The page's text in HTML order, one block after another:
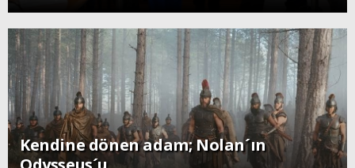
Kendine dönen adam; Nolan´ın